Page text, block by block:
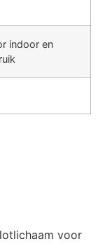
indoor en
voor